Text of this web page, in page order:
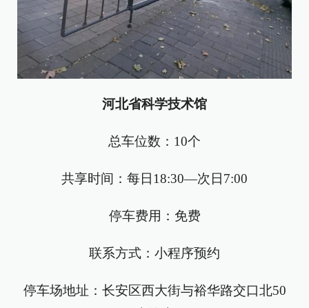
河北省科学技术馆
总车位数：10个
共享时间：每日18:30—次日7:00
停车费用：免费
联系方式：小程序预约
停车场地址：长安区西大街与裕华路交口北50